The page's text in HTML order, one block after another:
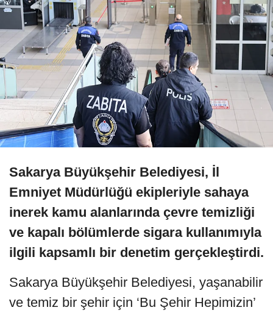
Sakarya Büyükşehir Belediyesi, İl
Emniyet Müdürlüğü ekipleriyle sahaya
inerek kamu alanlarında çevre temizliği
ve kapalı bölümlerde sigara kullanımıyla
ilgili kapsamlı bir denetim gerçekleştirdi.
Sakarya Büyükşehir Belediyesi, yaşanabilir
ve temiz bir şehir için ‘Bu Şehir Hepimizin’